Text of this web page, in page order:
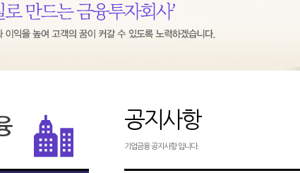
공지사항
기업금융 공지사항 입니다.